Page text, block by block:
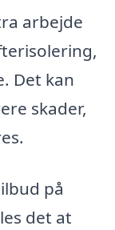
arbejde
Det kan
skader,
på
det at